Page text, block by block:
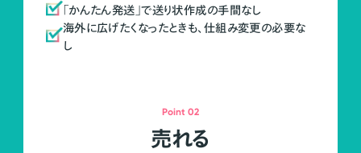
「かんたん発送」で送り状作成の手間なし
海外に広げたくなったときも、仕組み変更の必要な
し
Point 02
売れる